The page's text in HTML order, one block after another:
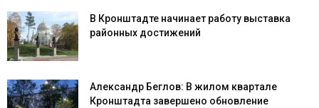
В Кронштадте начинает работу выставка
районных достижений
Александр Беглов: В жилом квартале
Кронштадта завершено обновление